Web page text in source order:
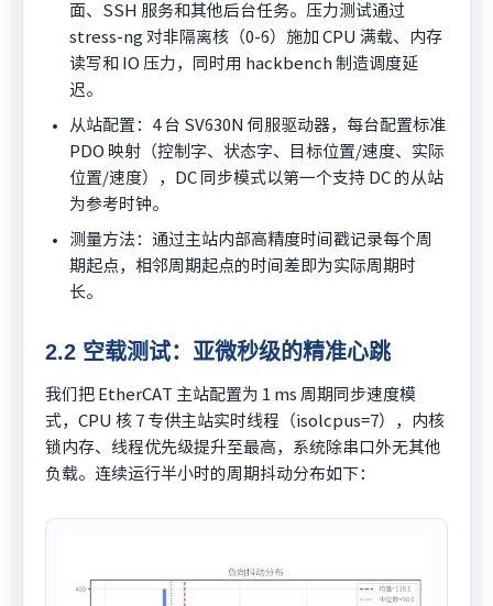
面、SSH 服务和其他后台任务。压力测试通过
stress-ng 对非隔离核（0-6）施加 CPU 满载、内存
读写和 IO 压力，同时用 hackbench 制造调度延
迟。
从站配置：4 台 SV630N 伺服驱动器，每台配置标准
PDO 映射（控制字、状态字、目标位置/速度、实际
位置/速度），DC 同步模式以第一个支持 DC 的从站
为参考时钟。
测量方法：通过主站内部高精度时间戳记录每个周
期起点，相邻周期起点的时间差即为实际周期时
长。
2.2 空载测试：亚微秒级的精准心跳
我们把 EtherCAT 主站配置为 1 ms 周期同步速度模
式，CPU 核 7 专供主站实时线程（isolcpus=7），内核
锁内存、线程优先级提升至最高，系统除串口外无其他
负载。连续运行半小时的周期抖动分布如下：